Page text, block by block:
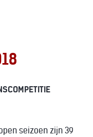
seizoen zijn 39